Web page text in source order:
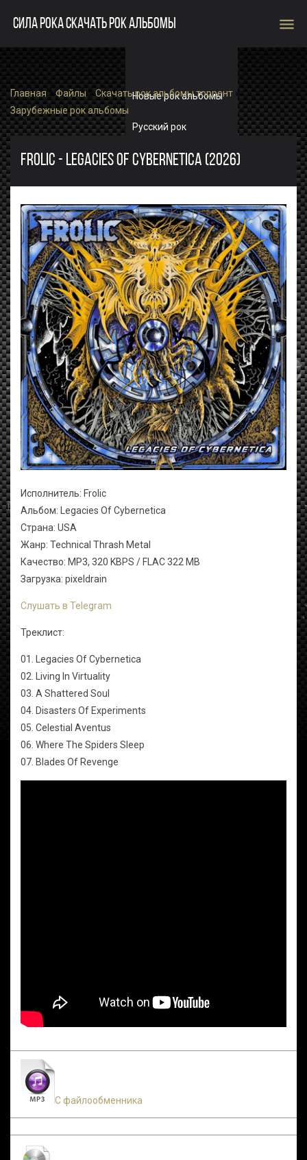
СИЛА РОКА СКАЧАТЬ РОК АЛЬБОМЫ menu
Новые рок альбомы
Русский рок
Зарубежный рок
Single
Рок альбомы
Главная»Файлы»Скачать рок альбомы торрент »
Зарубежные рок альбомы
FROLIC - LEGACIES OF CYBERNETICA (2026)
Исполнитель: Frolic
Альбом: Legacies Of Cybernetica
Страна: USA
Жанр: Technical Thrash Metal
Качество: MP3, 320 KBPS / FLAC 322 MB
Загрузка: pixeldrain
Слушать в Telegram
Треклист:
01. Legacies Of Cybernetica
02. Living In Virtuality
03. A Shattered Soul
04. Disasters Of Experiments
05. Celestial Aventus
06. Where The Spiders Sleep
07. Blades Of Revenge
С файлообменника